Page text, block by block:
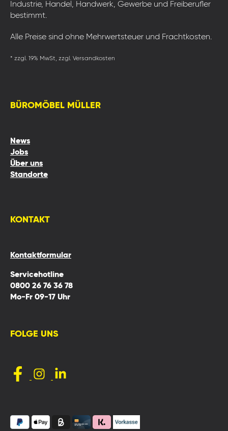
Industrie, Handel, Handwerk, Gewerbe und Freiberufler
bestimmt.
Alle Preise sind ohne Mehrwertsteuer und Frachtkosten.
* zzgl. 19% MwSt, zzgl. Versandkosten
BÜROMÖBEL MÜLLER
News
Jobs
Über uns
Standorte
KONTAKT
Kontaktformular
Servicehotline
0800 26 76 36 78
Mo-Fr 09-17 Uhr
FOLGE UNS